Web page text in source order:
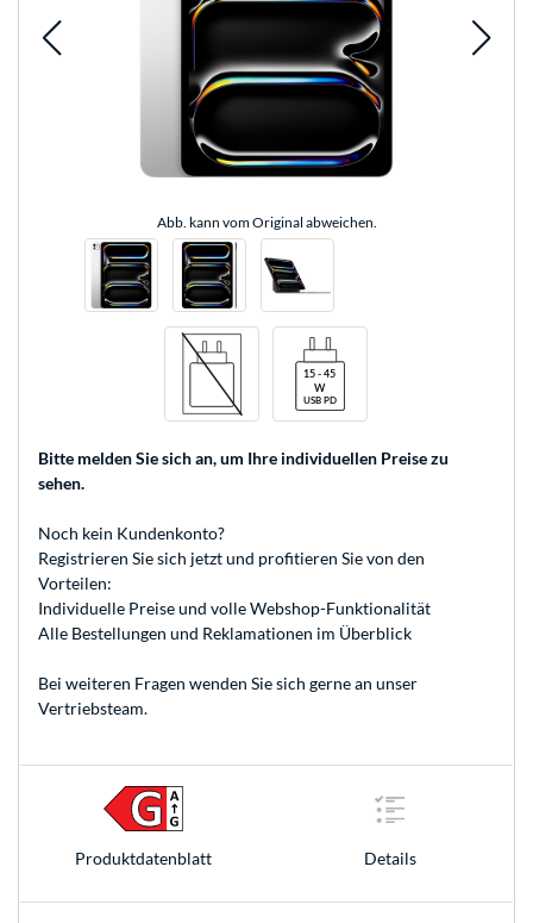
Abb. kann vom Original abweichen.
Bitte melden Sie sich an, um Ihre individuellen Preise zu
sehen.
Noch kein Kundenkonto?
Registrieren Sie sich jetzt und profitieren Sie von den
Vorteilen:
Individuelle Preise und volle Webshop-Funktionalität
Alle Bestellungen und Reklamationen im Überblick
Bei weiteren Fragen wenden Sie sich gerne an unser
Vertriebsteam.
Produkt­datenblatt Details